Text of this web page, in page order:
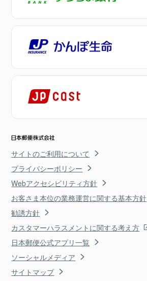
サイトのご利用について
プライバシーポリシー
Webアクセシビリティ方針
お客さま本位の業務運営に関する基本方針
勧誘方針
カスタマーハラスメントに関する考え方
日本郵便公式アプリ一覧
ソーシャルメディア
サイトマップ